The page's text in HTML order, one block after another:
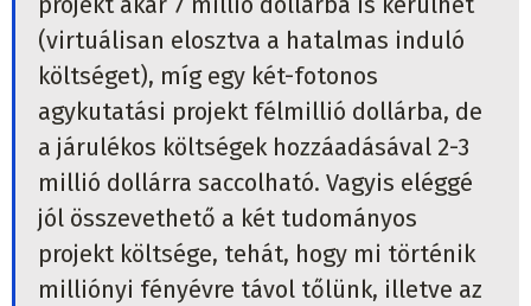
(virtuálisan elosztva a hatalmas induló
költséget), míg egy két-fotonos
agykutatási projekt félmillió dollárba, de
a járulékos költségek hozzáadásával 2-3
millió dollárra saccolható. Vagyis eléggé
jól összevethető a két tudományos
projekt költsége, tehát, hogy mi történik
milliónyi fényévre távol tőlünk, illetve az